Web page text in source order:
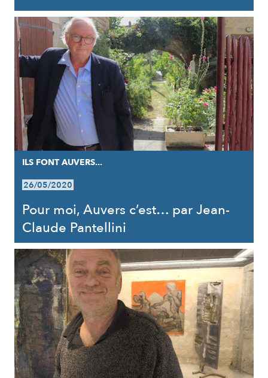
ILS FONT AUVERS...
26/05/2020
Pour moi, Auvers c’est… par Jean-
Claude Pantellini